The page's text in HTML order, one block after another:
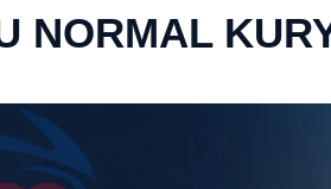
NORMAL